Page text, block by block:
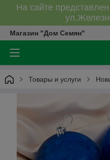
На сайте
Магазин "Дом Семян"
Товары и услуги